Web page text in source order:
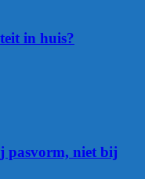
in huis?
pasvorm, niet bij